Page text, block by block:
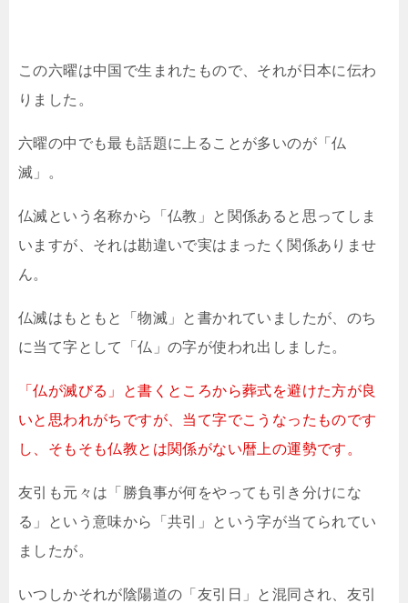
この六曜は中国で生まれたもので、それが日本に伝わ
りました。
六曜の中でも最も話題に上ることが多いのが「仏
滅」。
仏滅という名称から「仏教」と関係あると思ってしま
いますが、それは勘違いで実はまったく関係ありませ
ん。
仏滅はもともと「物滅」と書かれていましたが、のち
に当て字として「仏」の字が使われ出しました。
「仏が滅びる」と書くところから葬式を避けた方が良
いと思われがちですが、当て字でこうなったものです
し、そもそも仏教とは関係がない暦上の運勢です。
友引も元々は「勝負事が何をやっても引き分けにな
る」という意味から「共引」という字が当てられてい
ましたが。
いつしかそれが陰陽道の「友引日」と混同され、友引